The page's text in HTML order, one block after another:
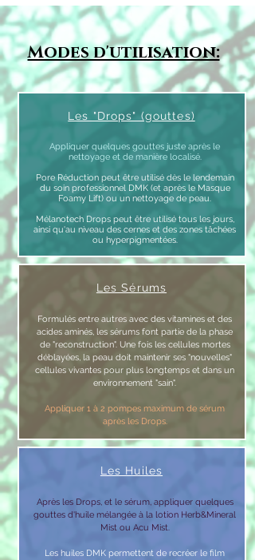
Les "Drops" (gouttes)
Appliquer quelques gouttes juste après le
nettoyage et de manière localisé.
Pore Réduction peut être utilisé dès le lendemain
du soin professionnel DMK (et après le Masque
Foamy Lift) ou un nettoyage de peau.
Mélanotech Drops peut être utilisé tous les jours,
ainsi qu'au niveau des cernes et des zones tâchées
ou hyperpigmentées.
Les Sérums
Formulés entre autres avec des vitamines et des
acides aminés, les sérums font partie de la phase
de "reconstruction". Une fois les cellules mortes
déblayées, la peau doit maintenir ses "nouvelles"
cellules vivantes pour plus longtemps et dans un
environnement "sain".
Appliquer 1 à 2 pompes maximum de sérum
après les Drops.
Les Huiles
Après les Drops, et le sérum, appliquer quelques
gouttes d'huile mélangée à la lotion Herb&Mineral
Mist ou Acu Mist.
Les huiles DMK permettent de recréer le film
Modes d'utilisation: